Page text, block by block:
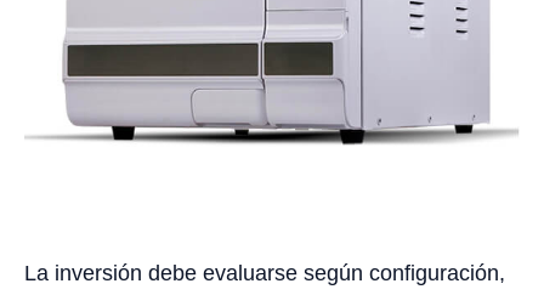
La inversión debe evaluarse según configuración,